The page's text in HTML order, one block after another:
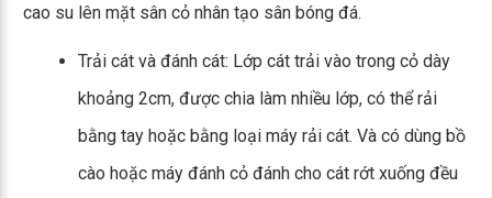
cao su lên mặt sân cỏ nhân tạo sân bóng đá.
Trải cát và đánh cát: Lớp cát trải vào trong cỏ dày
khoảng 2cm, được chia làm nhiều lớp, có thể rải
bằng tay hoặc bằng loại máy rải cát. Và có dùng bồ
cào hoặc máy đánh cỏ đánh cho cát rớt xuống đều